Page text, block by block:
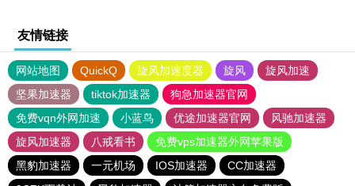
友情链接
网站地图 QuickQ 旋风加速度器 旋风
旋风加速
坚果加速器
tiktok加速器
狗急加速器官网
免费vqn外网加速
小蓝鸟 优途加速器官网
风驰加速器
旋风加速器
八戒看书
免费vps加速器外网苹果版
黑豹加速器
一元机场 IOS加速器
CC加速器